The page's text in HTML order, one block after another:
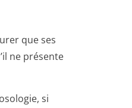
que ses
ne présente
si